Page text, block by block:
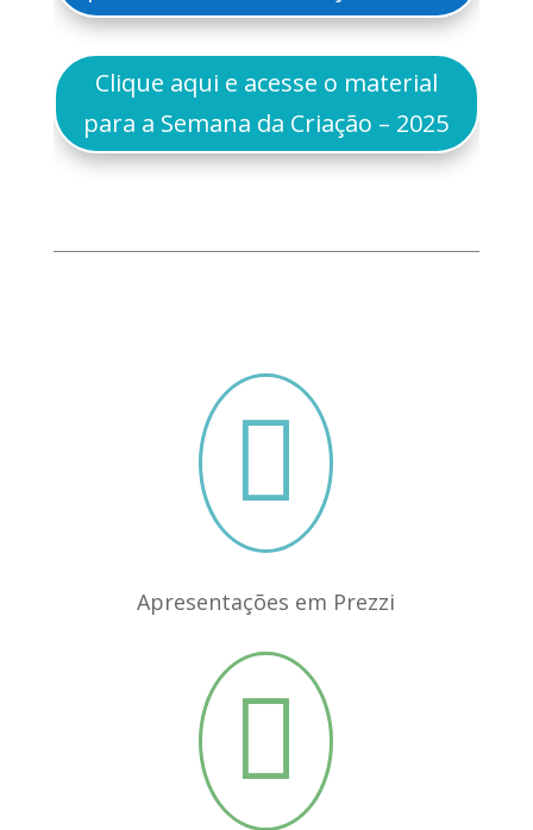
Clique aqui e acesse o material
para a Semana da Criação – 2025

Apresentações em Prezzi
